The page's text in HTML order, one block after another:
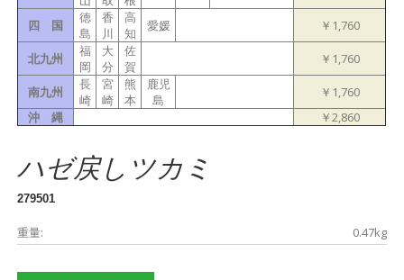
四 国
徳
島
香
川
高
知
愛媛 ￥1,760
北九州
福
岡
大
分
佐
賀
￥1,760
南九州
長
崎
宮
崎
熊
本
鹿児
島
￥1,760
沖 縄
￥2,860
ハゼ戻しツカミ
279501
重量: 0.47kg